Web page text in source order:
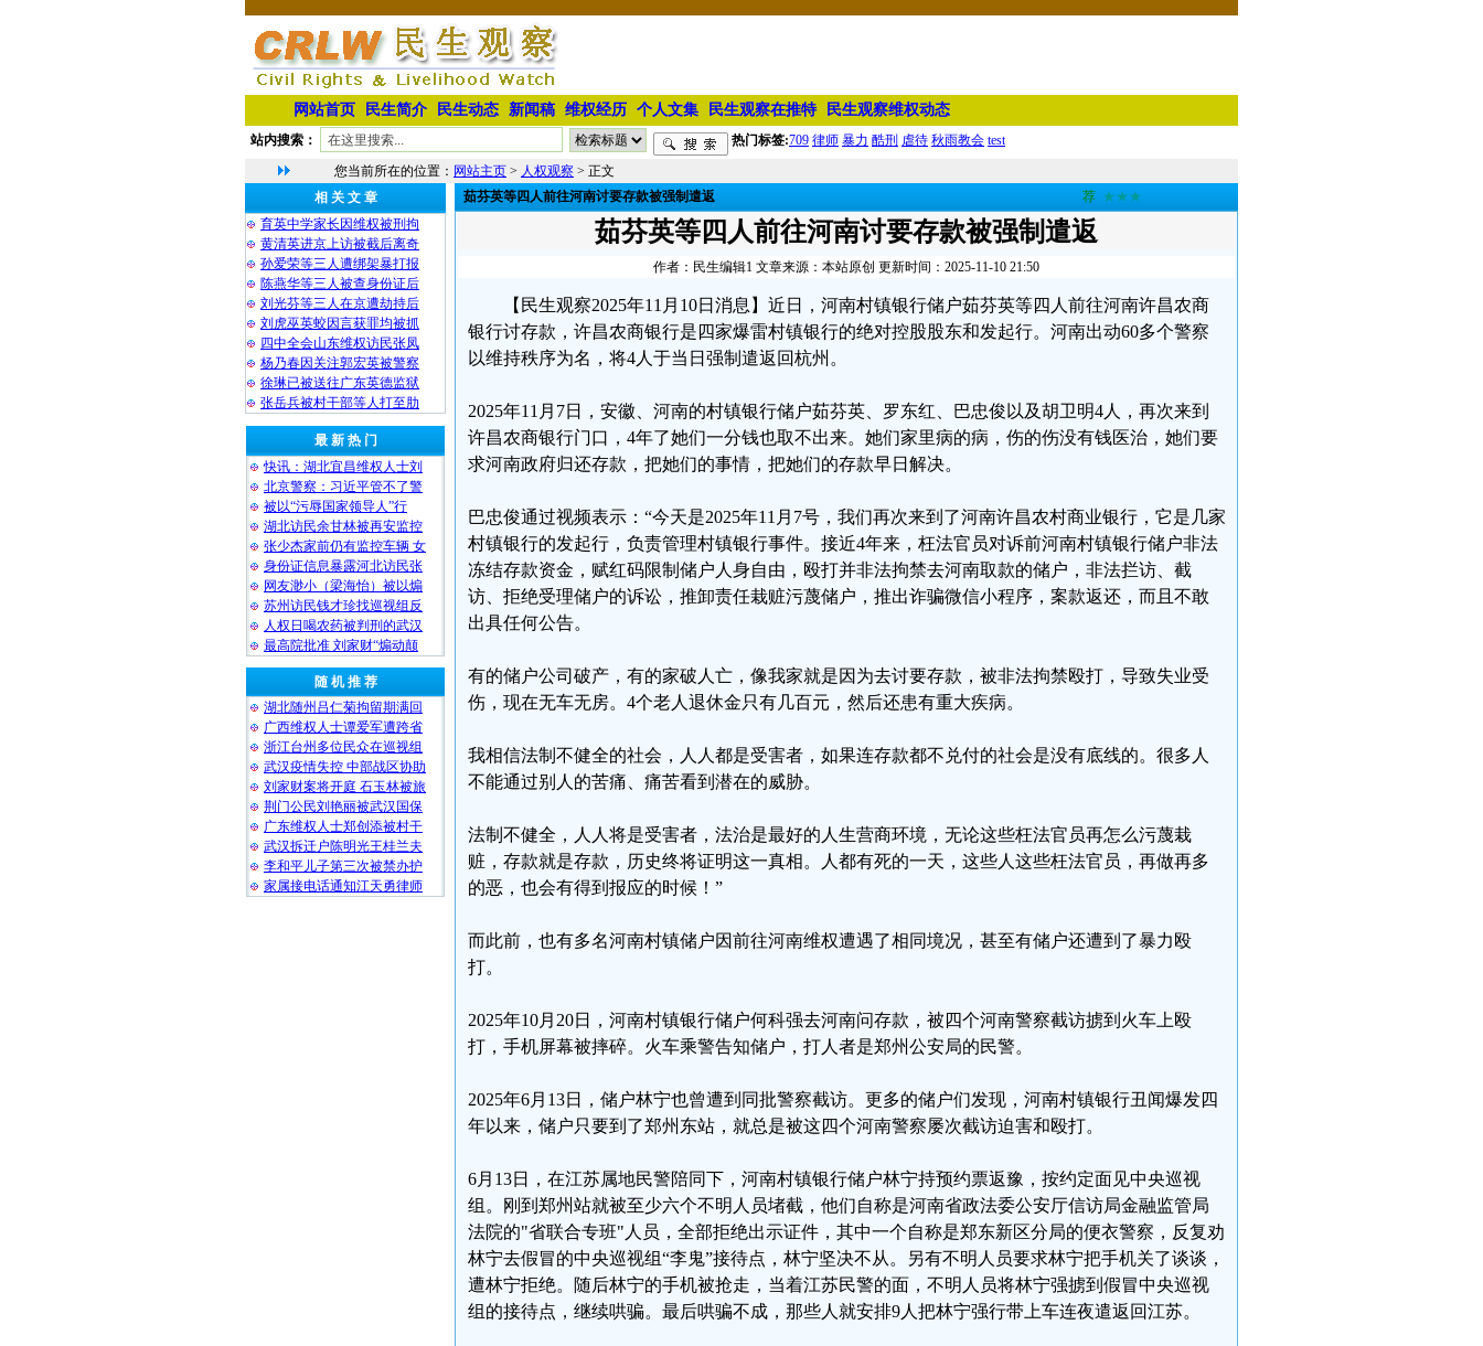
网站首页 民生简介 民生动态 新闻稿 维权经历 个人文集 民生观察在推特 民生观察维权动态
站内搜索： 热门标签:709 律师 暴力 酷刑 虐待 秋雨教会 test
您当前所在的位置： 网站主页 > 人权观察 > 正文
相 关 文 章
育英中学家长因维权被刑拘
黄清英进京上访被截后离奇
孙爱荣等三人遭绑架暴打报
陈燕华等三人被查身份证后
刘光芬等三人在京遭劫持后
刘虎巫英蛟因言获罪均被抓
四中全会山东维权访民张凤
杨乃春因关注郭宏英被警察
徐琳已被送往广东英德监狱
张岳兵被村干部等人打至肋
最 新 热 门
快讯：湖北宜昌维权人士刘
北京警察：习近平管不了警
被以“污辱国家领导人”行
湖北访民余甘林被再安监控
张少杰家前仍有监控车辆 女
身份证信息暴露河北访民张
网友渺小（梁海怡）被以煽
苏州访民钱才珍找巡视组反
人权日喝农药被判刑的武汉
最高院批准 刘家财“煽动颠
随 机 推 荐
湖北随州吕仁菊拘留期满回
广西维权人士谭爱军遭跨省
浙江台州多位民众在巡视组
武汉疫情失控 中部战区协助
刘家财案将开庭 石玉林被旅
荆门公民刘艳丽被武汉国保
广东维权人士郑创添被村干
武汉拆迁户陈明光王桂兰夫
李和平儿子第三次被禁办护
家属接电话通知江天勇律师
茹芬英等四人前往河南讨要存款被强制遣返 荐 ★★★
茹芬英等四人前往河南讨要存款被强制遣返
作者：民生编辑1 文章来源：本站原创 更新时间：2025-11-10 21:50
【民生观察2025年11月10日消息】近日，河南村镇银行储户茹芬英等四人前往河南许昌农商
银行讨存款，许昌农商银行是四家爆雷村镇银行的绝对控股股东和发起行。河南出动60多个警察
以维持秩序为名，将4人于当日强制遣返回杭州。
2025年11月7日，安徽、河南的村镇银行储户茹芬英、罗东红、巴忠俊以及胡卫明4人，再次来到
许昌农商银行门口，4年了她们一分钱也取不出来。她们家里病的病，伤的伤没有钱医治，她们要
求河南政府归还存款，把她们的事情，把她们的存款早日解决。
巴忠俊通过视频表示：“今天是2025年11月7号，我们再次来到了河南许昌农村商业银行，它是几家
村镇银行的发起行，负责管理村镇银行事件。接近4年来，枉法官员对诉前河南村镇银行储户非法
冻结存款资金，赋红码限制储户人身自由，殴打并非法拘禁去河南取款的储户，非法拦访、截
访、拒绝受理储户的诉讼，推卸责任栽赃污蔑储户，推出诈骗微信小程序，案款返还，而且不敢
出具任何公告。
有的储户公司破产，有的家破人亡，像我家就是因为去讨要存款，被非法拘禁殴打，导致失业受
伤，现在无车无房。4个老人退休金只有几百元，然后还患有重大疾病。
我相信法制不健全的社会，人人都是受害者，如果连存款都不兑付的社会是没有底线的。很多人
不能通过别人的苦痛、痛苦看到潜在的威胁。
法制不健全，人人将是受害者，法治是最好的人生营商环境，无论这些枉法官员再怎么污蔑栽
赃，存款就是存款，历史终将证明这一真相。人都有死的一天，这些人这些枉法官员，再做再多
的恶，也会有得到报应的时候！”
而此前，也有多名河南村镇储户因前往河南维权遭遇了相同境况，甚至有储户还遭到了暴力殴
打。
2025年10月20日，河南村镇银行储户何科强去河南问存款，被四个河南警察截访掳到火车上殴
打，手机屏幕被摔碎。火车乘警告知储户，打人者是郑州公安局的民警。
2025年6月13日，储户林宁也曾遭到同批警察截访。更多的储户们发现，河南村镇银行丑闻爆发四
年以来，储户只要到了郑州东站，就总是被这四个河南警察屡次截访迫害和殴打。
6月13日，在江苏属地民警陪同下，河南村镇银行储户林宁持预约票返豫，按约定面见中央巡视
组。刚到郑州站就被至少六个不明人员堵截，他们自称是河南省政法委公安厅信访局金融监管局
法院的"省联合专班"人员，全部拒绝出示证件，其中一个自称是郑东新区分局的便衣警察，反复劝
林宁去假冒的中央巡视组“李鬼”接待点，林宁坚决不从。另有不明人员要求林宁把手机关了谈谈，
遭林宁拒绝。随后林宁的手机被抢走，当着江苏民警的面，不明人员将林宁强掳到假冒中央巡视
组的接待点，继续哄骗。最后哄骗不成，那些人就安排9人把林宁强行带上车连夜遣返回江苏。